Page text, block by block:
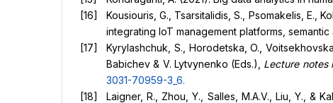
Kousiouris, G., Tsarsitalidis, S., Psomakelis, E.,
integrating IoT management platforms,
Kyrylashchuk, S., Horodetska, O.,
Babichev & V. Lytvynenko (Eds.), Lecture notes
3031-70959-3_6.
Laigner, R., Zhou, Y., Salles, M.A.V., Liu, Y., &